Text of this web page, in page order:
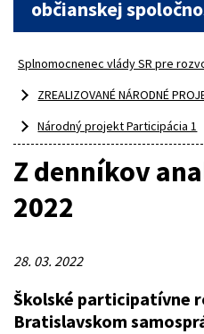
občianskej
Splnomocnenec vlády SR pre
ZREALIZOVANÉ NÁRODNÉ
Národný projekt Participácia 1
Z denníkov
2022
28. 03. 2022
Školské participatívne
Bratislavskom